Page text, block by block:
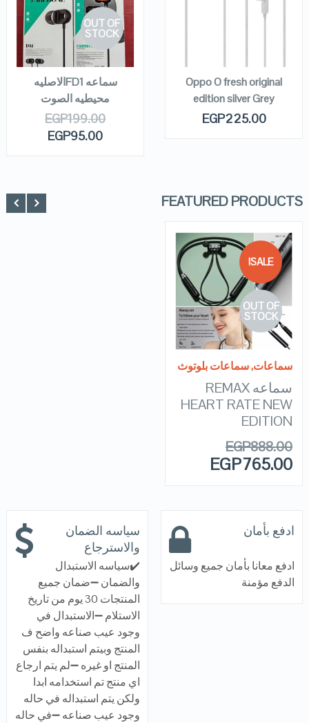
Oppo O fresh original
edition silver Grey
EGP225.00
OUT OF
STOCK
VIEW DETAILS
READ MORE
سماعه FD1الاصليه
محيطيه الصوت
EGP199.00
EGP95.00
FEATURED PRODUCTS
SALE!
OUT OF
STOCK
QUICK LOOK
VIEW DETAILS
READ MORE
سماعات,سماعات بلوتوث
سماعه REMAX
HEART RATE NEW
EDITION
EGP888.00
EGP765.00
ادفع بأمان
ادفع معانا بأمان جميع وسائل
الدفع مؤمنة
سياسه الضمان
والاسترجاع
✔️سياسه الاستبدال
والضمان ➖ضمان جميع
المنتجات 30 يوم من تاريخ
الاستلام ➖الاستبدال في
وجود عيب صناعه واضح ف
المنتج وبيتم استبداله بنفس
المنتج او غيره ➖لم يتم ارجاع
اي منتج تم استخدامه ابدا
ولكن يتم استبداله في حاله
وجود عيب صناعه ➖في حاله